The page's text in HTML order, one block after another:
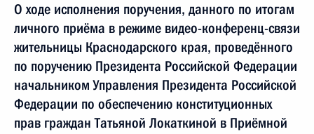
О ходе исполнения поручения, данного по итогам
личного приёма в режиме видео-конференц-связи
жительницы Краснодарского края, проведённого
по поручению Президента Российской Федерации
начальником Управления Президента Российской
Федерации по обеспечению конституционных
прав граждан Татьяной Локаткиной в Приёмной